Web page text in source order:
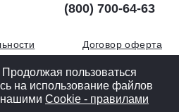
(800) 700-64-63
Договор оферта
данных
СОУТ
версия
пользоваться
на использование файлов
нашими Cookiе - правилами